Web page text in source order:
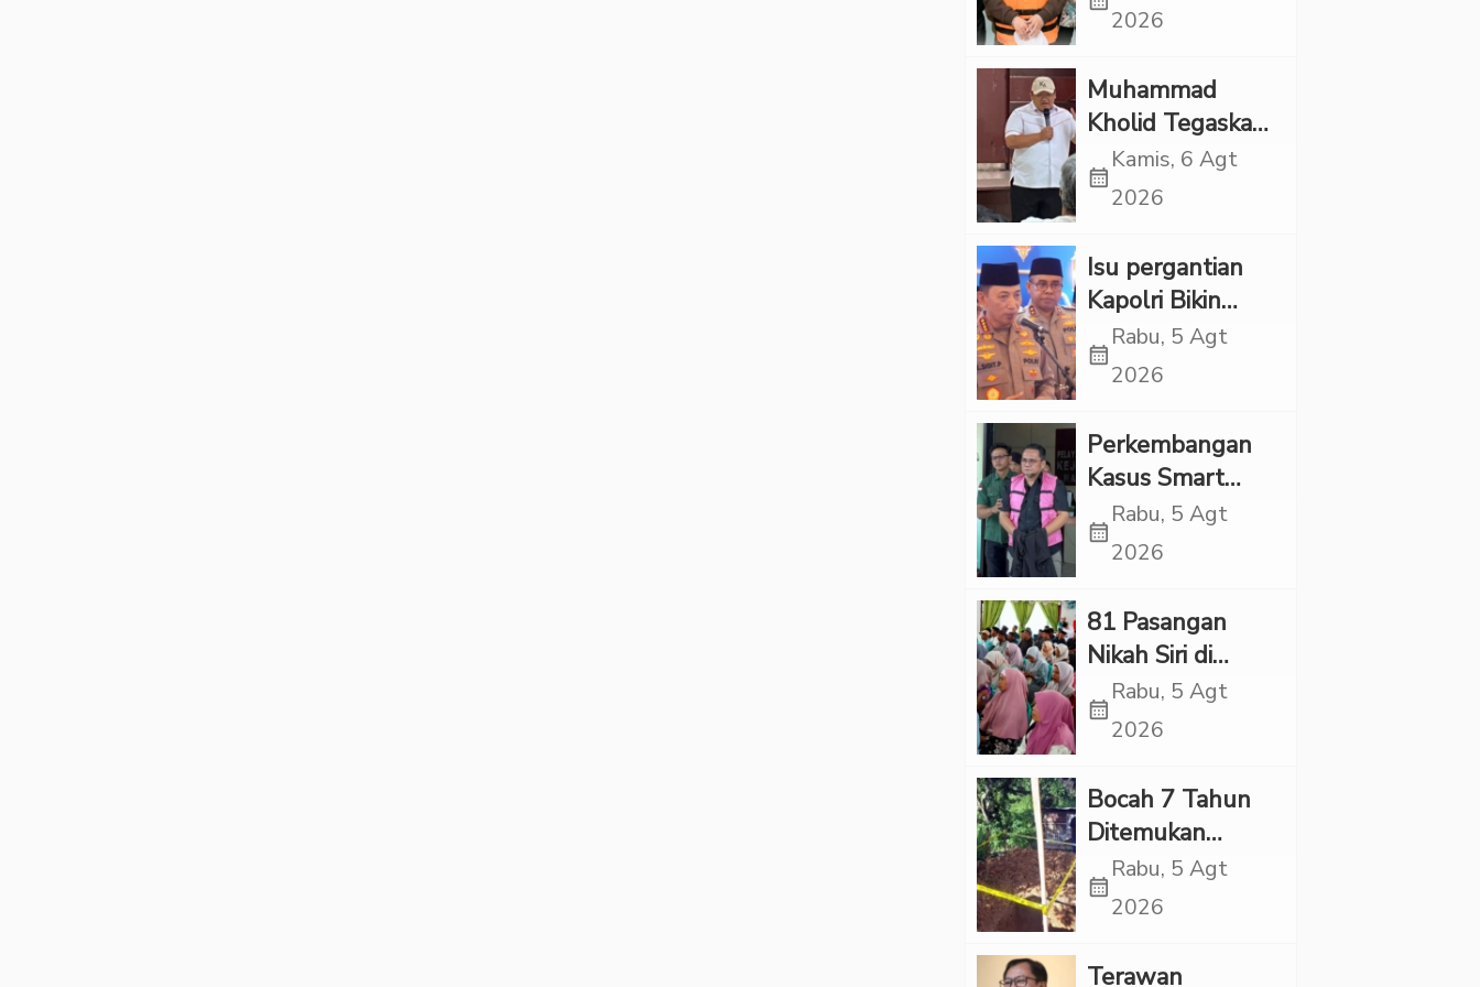
Punya Tanggung
2026
Muhammad
Kholid Tegaskan
Propaganda
LGBT Harus
Minta Negara
Melindungi
Korban
calendar_month
Kamis, 6 Agt
2026
Isu pergantian
Kapolri Bikin
Panas, JMP Puji
Respons Jenderal
“Adem”
calendar_month
Rabu, 5 Agt
2026
Perkembangan
Kasus Smart
Village, Jaksa
Kembali Periksa
calendar_month
Rabu, 5 Agt
2026
81 Pasangan
Nikah Siri di
Tapsel Ikuti
Sidang Isbat
calendar_month
Rabu, 5 Agt
2026
Bocah 7 Tahun
Ditemukan
Tewas dalam
Sumur di Tapsel,
Kekerasan
calendar_month
Rabu, 5 Agt
2026
Terawan